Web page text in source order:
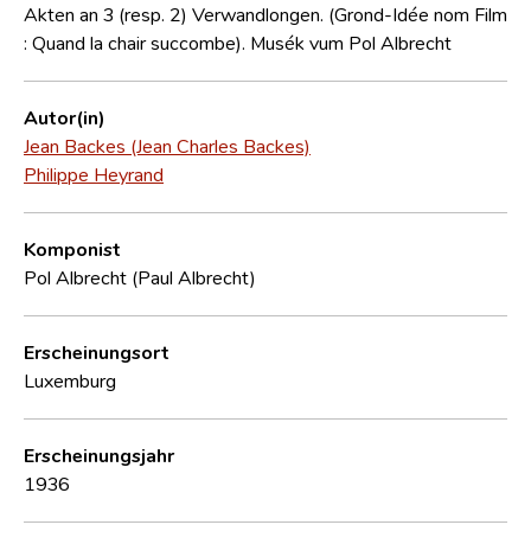
Akten an 3 (resp. 2) Verwandlongen. (Grond-Idée nom Film
: Quand la chair succombe). Musék vum Pol Albrecht
Autor(in)
Jean Backes (Jean Charles Backes)
Philippe Heyrand
Komponist
Pol Albrecht (Paul Albrecht)
Erscheinungsort
Luxemburg
Erscheinungsjahr
1936